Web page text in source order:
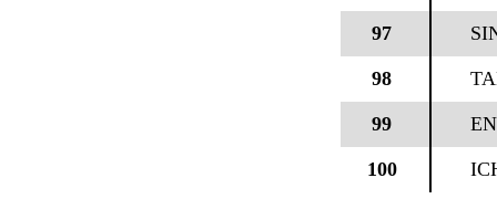
97
98
99
100